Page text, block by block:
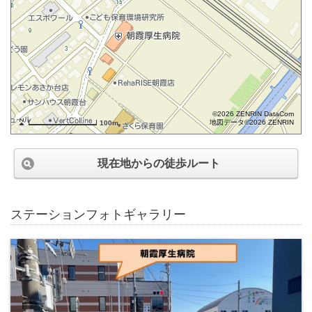
100m
©2026 ZENRIN DataCom
地図データ©2026 ZENRIN
現在地からの徒歩ルート
ステーションフォトギャラリー